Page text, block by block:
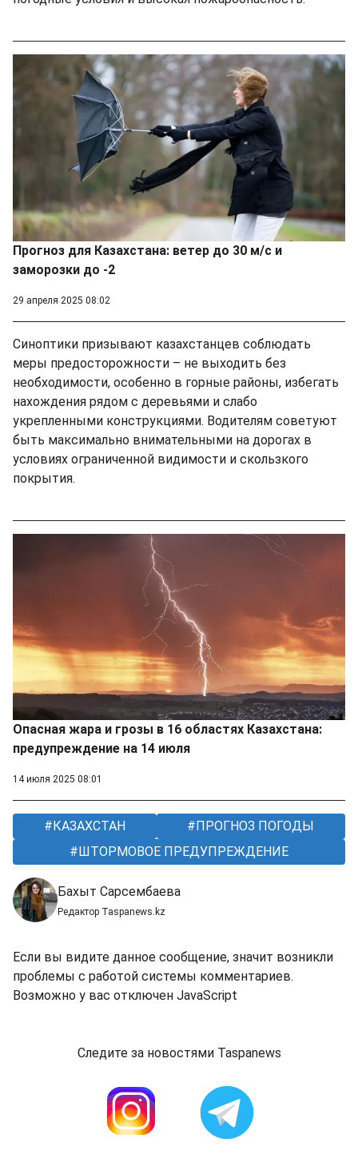
Прогноз для Казахстана: ветер до 30 м/с и
заморозки до -2
29 апреля 2025 08:02
Синоптики призывают казахстанцев соблюдать
меры предосторожности – не выходить без
необходимости, особенно в горные районы, избегать
нахождения рядом с деревьями и слабо
укрепленными конструкциями. Водителям советуют
быть максимально внимательными на дорогах в
условиях ограниченной видимости и скользкого
покрытия.
Опасная жара и грозы в 16 областях Казахстана:
предупреждение на 14 июля
14 июля 2025 08:01
КАЗАХСТАН
ПРОГНОЗ ПОГОДЫ
ШТОРМОВОЕ ПРЕДУПРЕЖДЕНИЕ
Бахыт Сарсембаева
Редактор Taspanews.kz
Если вы видите данное сообщение, значит возникли
проблемы с работой системы комментариев.
Возможно у вас отключен JavaScript
Следите за новостями Taspanews